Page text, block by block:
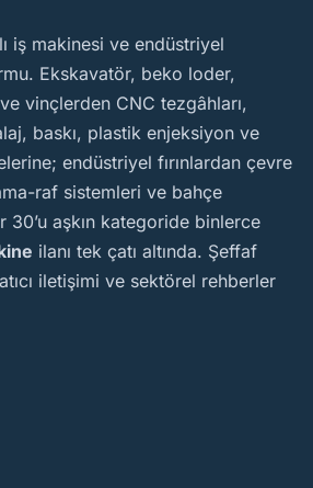
iş makinesi ve endüstriyel
Ekskavatör, beko loder,
vinçlerden CNC tezgâhları,
baskı, plastik enjeksiyon ve
endüstriyel fırınlardan çevre
raf sistemleri ve bahçe
30’u aşkın kategoride binlerce
ilanı tek çatı altında. Şeffaf
iletişimi ve sektörel rehberler